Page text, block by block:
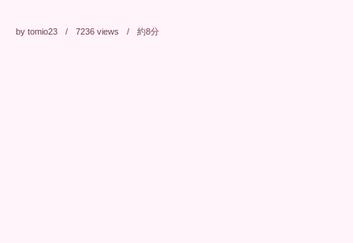
by tomio23 7236 views 約8分